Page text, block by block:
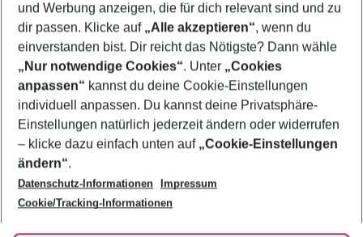
Footer
Footer navigation
Über uns
AGB
Bestpreisgarantie
Cookie-Einstellungen ändern
Cookie-Richtlinie
Agenturbetreuung
Barrierefreies Reisen
Folge uns
und Werbung anzeigen, die für dich relevant sind und zu
dir passen. Klicke auf „Alle akzeptieren“, wenn du
einverstanden bist. Dir reicht das Nötigste? Dann wähle
„Nur notwendige Cookies“. Unter „Cookies
anpassen“ kannst du deine Cookie-Einstellungen
individuell anpassen. Du kannst deine Privatsphäre-
Einstellungen natürlich jederzeit ändern oder widerrufen
– klicke dazu einfach unten auf „Cookie-Einstellungen
ändern“.
Datenschutz-Informationen
Impressum
Cookie/Tracking-Informationen